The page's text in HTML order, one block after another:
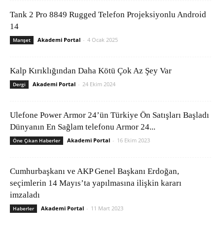
Tank 2 Pro 8849 Rugged Telefon Projeksiyonlu Android
14
Manşet Akademi Portal - 4 Ocak 2025
Kalp Kırıklığından Daha Kötü Çok Az Şey Var
Dergi Akademi Portal - 24 Ekim 2024
Ulefone Power Armor 24’ün Türkiye Ön Satışları Başladı
Dünyanın En Sağlam telefonu Armor 24...
Öne Çıkan Haberler Akademi Portal - 16 Ekim 2023
Cumhurbaşkanı ve AKP Genel Başkanı Erdoğan,
seçimlerin 14 Mayıs’ta yapılmasına ilişkin kararı
imzaladı
Haberler Akademi Portal - 11 Mart 2023